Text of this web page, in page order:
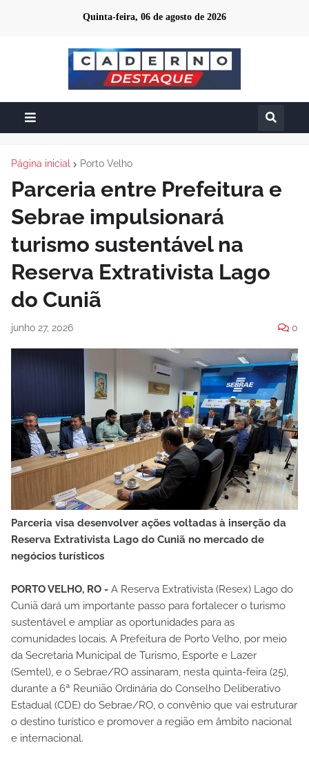
Quinta-feira, 06 de agosto de 2026
Página inicial Porto Velho
Parceria entre Prefeitura e
Sebrae impulsionará
turismo sustentável na
Reserva Extrativista Lago
do Cuniã
junho 27, 2026 0
Parceria visa desenvolver ações voltadas à inserção da
Reserva Extrativista Lago do Cuniã no mercado de
negócios turísticos
PORTO VELHO, RO - A Reserva Extrativista (Resex) Lago do
Cuniã dará um importante passo para fortalecer o turismo
sustentável e ampliar as oportunidades para as
comunidades locais. A Prefeitura de Porto Velho, por meio
da Secretaria Municipal de Turismo, Esporte e Lazer
(Semtel), e o Sebrae/RO assinaram, nesta quinta-feira (25),
durante a 6ª Reunião Ordinária do Conselho Deliberativo
Estadual (CDE) do Sebrae/RO, o convênio que vai estruturar
o destino turístico e promover a região em âmbito nacional
e internacional.